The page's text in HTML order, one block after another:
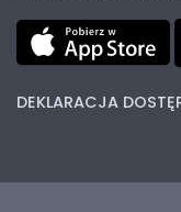
DEKLARACJA